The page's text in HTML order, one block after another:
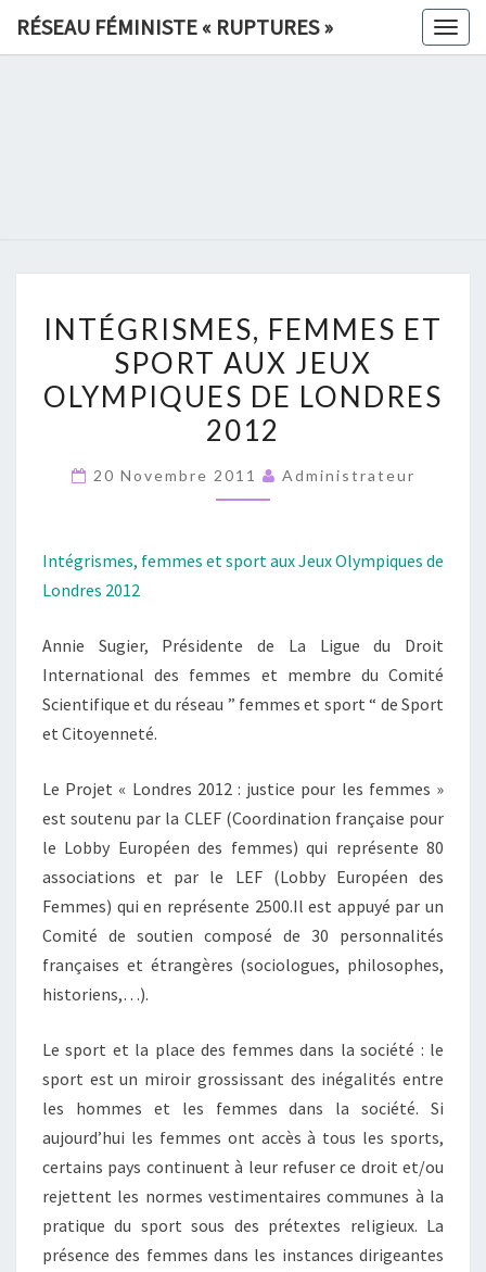
RÉSEAU FÉMINISTE « RUPTURES »
»
FEMMES
ET
SPORT
AUX
OLYMPIQUES
2012
INTÉGRISMES, FEMMES ET
SPORT AUX JEUX
OLYMPIQUES DE LONDRES
2012
20 Novembre 2011 Administrateur
Intégrismes, femmes et sport aux Jeux Olympiques de
Londres 2012
Annie Sugier, Présidente de La Ligue du Droit
International des femmes et membre du Comité
Scientifique et du réseau ” femmes et sport “ de Sport
et Citoyenneté.
Le Projet « Londres 2012 : justice pour les femmes »
est soutenu par la CLEF (Coordination française pour
le Lobby Européen des femmes) qui représente 80
associations et par le LEF (Lobby Européen des
Femmes) qui en représente 2500.Il est appuyé par un
Comité de soutien composé de 30 personnalités
françaises et étrangères (sociologues, philosophes,
historiens,…).
Le sport et la place des femmes dans la société : le
sport est un miroir grossissant des inégalités entre
les hommes et les femmes dans la société. Si
aujourd’hui les femmes ont accès à tous les sports,
certains pays continuent à leur refuser ce droit et/ou
rejettent les normes vestimentaires communes à la
pratique du sport sous des prétextes religieux. La
présence des femmes dans les instances dirigeantes